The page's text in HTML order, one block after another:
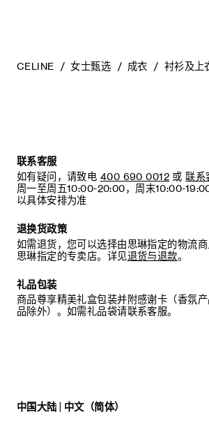
CELINE 女士甄选 成衣 衬衫及上
联系客服
如有疑问，请致电 400 690 0012 或 联系
周一至周五10:00-20:00，周末10:00-
以具体安排为准
退换货政策
如需退货，您可以选择由思琳指定的物流
思琳指定的专卖店。详见退货与退款。
礼品包装
商品尊享精美礼盒包装并附感谢卡（香氛
品除外）。如需礼品袋请联系客服。
中国大陆 | 中文（简体）